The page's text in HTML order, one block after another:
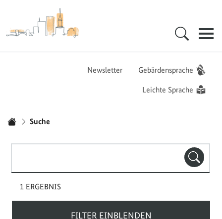
Zur Startseite - BGZ - Bundesamt für Migration und Flüchtlinge
Newsletter Gebärdensprache
Leichte Sprache
Suche
1 ERGEBNIS
FILTER EINBLENDEN